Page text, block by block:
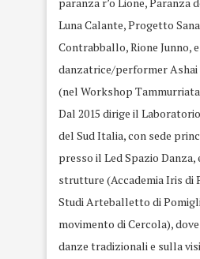
Luna Calante, Progetto
Contrabballo, Rione Junno,
danzatrice/performer
(nel Workshop
Dal 2015 dirige il
del Sud Italia, con sede
presso il Led Spazio
strutture (Accademia Iris di
Studi Arteballetto di
movimento di Cercola),
danze tradizionali e sulla